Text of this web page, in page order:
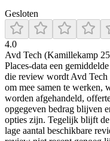
Gesloten
4.0
Avd Tech (Kamillekamp
Places-data een
die review wordt Avd Tech
om mee samen te werken,
worden afgehandeld,
opgegeven bedrag blijven
opties zijn. Tegelijk blijft
lage aantal beschikbare